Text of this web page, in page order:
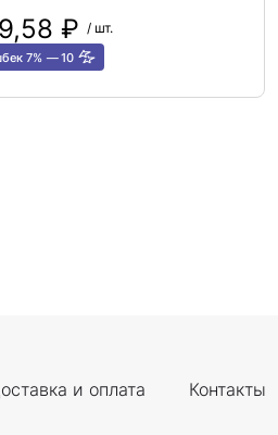
₽ / шт.
7% 10
и оплата Контакты